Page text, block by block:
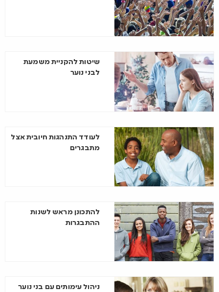
שיטות להקניית משמעת
לבני נוער
לעודד התנהגות חיובית אצל
מתבגרים
להתכונן מראש לשנות
ההתבגרות
ניהול עימותים עם בני נוער